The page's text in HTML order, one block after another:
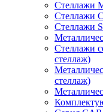
Стеллажи
Стеллажи
Стеллажи
Стеллажи
стеллаж)
стеллаж)